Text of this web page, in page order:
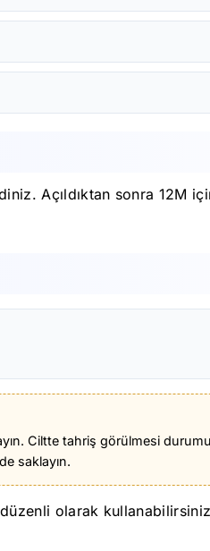
Açıldıktan sonra 12M
Ciltte tahriş görülmesi
saklayın.
olarak